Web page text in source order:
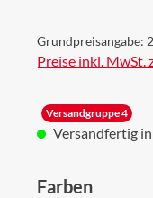
Grundpreisangabe:
Preise inkl. MwSt.
Versandgruppe 4
Versandfertig in
Farben